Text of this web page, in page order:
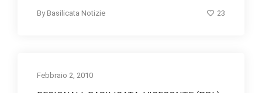
By Basilicata Notizie 23
Febbraio 2, 2010